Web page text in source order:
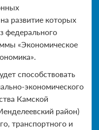
развитие которых
федерального
«Экономическое
способствовать
экономического
Камской
район)
транспортного и